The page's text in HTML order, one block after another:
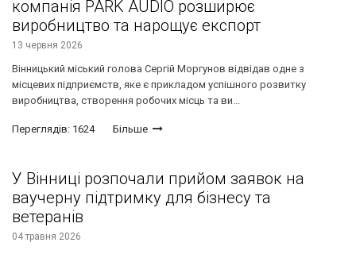
компанія PARK AUDIO розширює
виробництво та нарощує експорт
13 червня 2026
Вінницький міський голова Сергій Моргунов відвідав одне з
місцевих підприємств, яке є прикладом успішного розвитку
виробництва, створення робочих місць та ви...
Переглядів: 1624 Більше
У Вінниці розпочали прийом заявок на
ваучерну підтримку для бізнесу та
ветеранів
04 травня 2026